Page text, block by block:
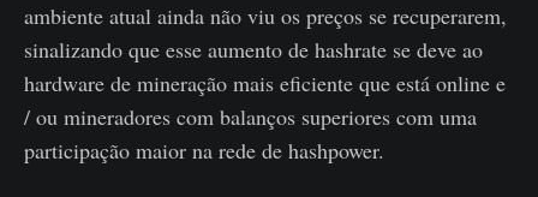
ambiente atual ainda não viu os preços se recuperarem,
sinalizando que esse aumento de hashrate se deve ao
hardware de mineração mais eficiente que está online e
/ ou mineradores com balanços superiores com uma
participação maior na rede de hashpower.